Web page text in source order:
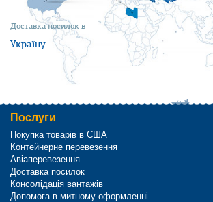
Доставка посилок в
Україну
Послуги
Покупка товарів в США
Контейнерне перевезення
Авіаперевезення
Доставка посилок
Консолідація вантажів
Допомога в митному оформленні